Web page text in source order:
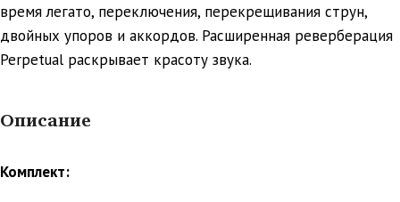
время легато, переключения, перекрещивания струн,
двойных упоров и аккордов. Расширенная реверберация
Perpetual раскрывает красоту звука.
Описание
Комплект: